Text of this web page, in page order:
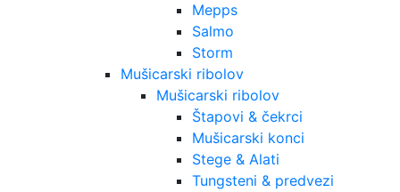
Mepps
Salmo
Storm
Mušicarski ribolov
Mušicarski ribolov
Štapovi & čekrci
Mušicarski konci
Stege & Alati
Tungsteni & predvezi